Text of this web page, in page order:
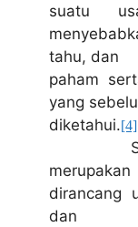
suatu
tahu, dan
paham
yang
diketahui.[4]
dirancang
dan